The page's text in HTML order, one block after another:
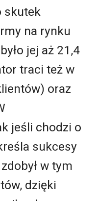
skutek
na rynku
jej aż 21,4
traci też w
oraz
jeśli chodzi o
sukcesy
w tym
dzięki